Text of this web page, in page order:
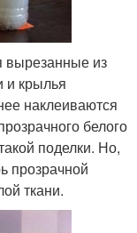
вырезанные из
и крылья
наклеиваются
белого
поделки. Но,
прозрачной
ткани.